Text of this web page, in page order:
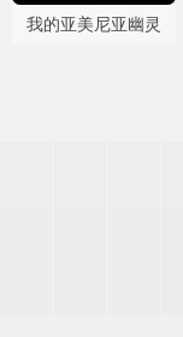
我的亚美尼亚幽灵